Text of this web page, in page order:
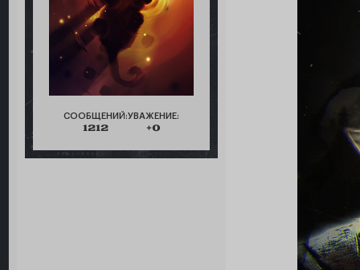
СООБЩЕНИЙ:
1212
УВАЖЕНИЕ:
+0